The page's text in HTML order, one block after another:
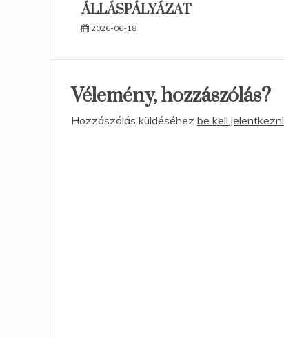
ÁLLÁSPÁLYÁZAT
2026-06-18
Vélemény, hozzászólás?
Hozzászólás küldéséhez be kell jelentkezni